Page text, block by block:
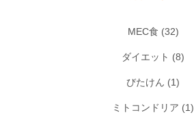
MEC食 (32)
ダイエット (8)
びたけん (1)
ミトコンドリア (1)